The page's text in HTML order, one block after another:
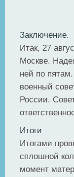
Заключение.
Итак, 27
Москве.
ней по
военный
России.
Итоги
Итогами
сплошной
момент